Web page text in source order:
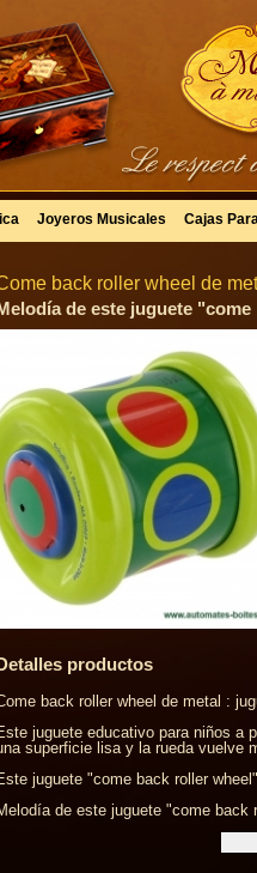
Joyeros Musicales Cajas
back roller wheel de
de este juguete
productos
back roller wheel de metal :
juguete educativo para niños a
superficie lisa y la rueda vuelve
juguete "come back roller
de este juguete "come back